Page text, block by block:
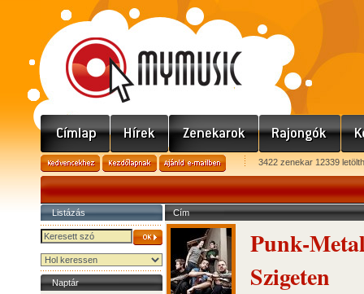
3422 zenekar 12339
Listázás
Naptár
Cím
Punk-
Szigeten